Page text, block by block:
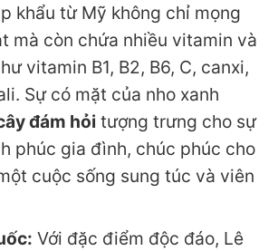
khẩu từ Mỹ không chỉ mọng
mà còn chứa nhiều vitamin và
vitamin B1, B2, B6, C, canxi,
Sự có mặt của nho xanh
đám hỏi tượng trưng cho sự
phúc gia đình, chúc phúc cho
cuộc sống sung túc và viên
Với đặc điểm độc đáo, Lê